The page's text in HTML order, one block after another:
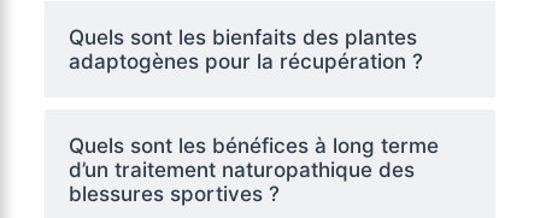
Quels sont les bienfaits des plantes
adaptogènes pour la récupération ?
Quels sont les bénéfices à long terme
d’un traitement naturopathique des
blessures sportives ?